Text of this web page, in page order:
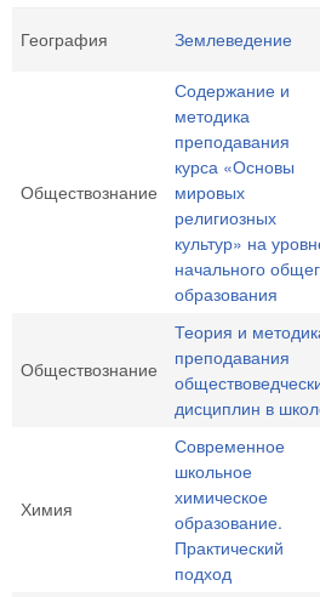
География Землеведение
Обществознание
Содержание и
методика
преподавания
курса «Основы
мировых
религиозных
культур» на
начального
образования
Обществознание
Теория и
преподавания
дисциплин в
Химия
Современное
школьное
химическое
образование.
Практический
подход